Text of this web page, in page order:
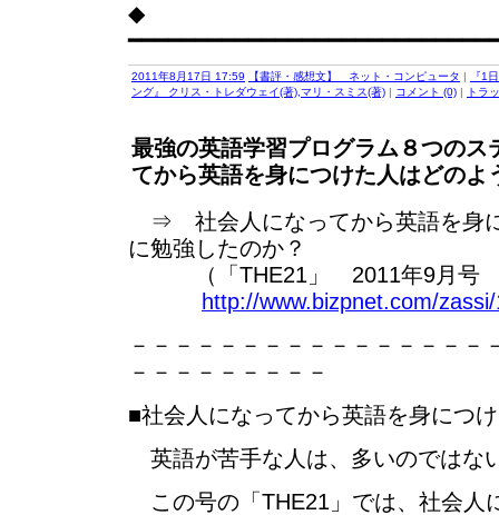
◆
2011年8月17日 17:59 【書評・感想文】 ネット・コンピュータ |
『1
ング』 クリス・トレダウェイ(著),マリ・スミス(著) | コメント (0) | トラ
最強の英語学習プログラム８つのス
てから英語を身につけた人はどのよ
⇒ 社会人になってから英語を身
に勉強したのか？
（「THE21」 2011年9月号
http://www.bizpnet.com/
－－－－－－－－－－－－－－－－
－－－－－－－－－
■社会人になってから英語を身につ
英語が苦手な人は、多いのではな
この号の「THE21」では、社会人